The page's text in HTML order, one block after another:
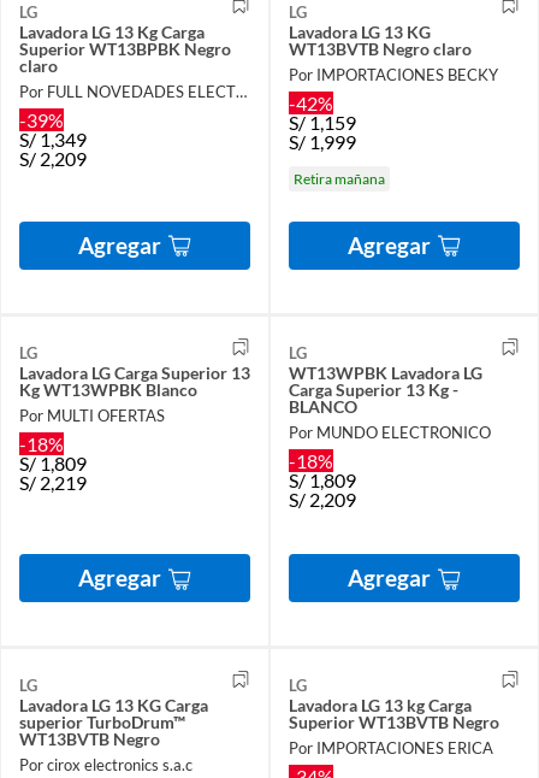
LG
Lavadora LG 13 Kg Carga
Superior WT13BPBK Negro
claro
Por FULL NOVEDADES ELECTROHOGAR E.I.R.L.
-39%
S/1,349
S/ 2,209
Agregar
LG
Lavadora LG 13 KG
WT13BVTB Negro claro
Por IMPORTACIONES BECKY
-42%
S/1,159
S/ 1,999
Retira mañana
Agregar
LG
Lavadora LG Carga Superior 13
Kg WT13WPBK Blanco
Por MULTI OFERTAS
-18%
S/ 1,809
S/ 2,219
Agregar
LG
WT13WPBK Lavadora LG
Carga Superior 13 Kg -
BLANCO
Por MUNDO ELECTRONICO
-18%
S/ 1,809
S/ 2,209
Agregar
LG
Lavadora LG 13 KG Carga
superior TurboDrum™
WT13BVTB Negro
Por cirox electronics s.a.c
LG
Lavadora LG 13 kg Carga
Superior WT13BVTB Negro
Por IMPORTACIONES ERICA